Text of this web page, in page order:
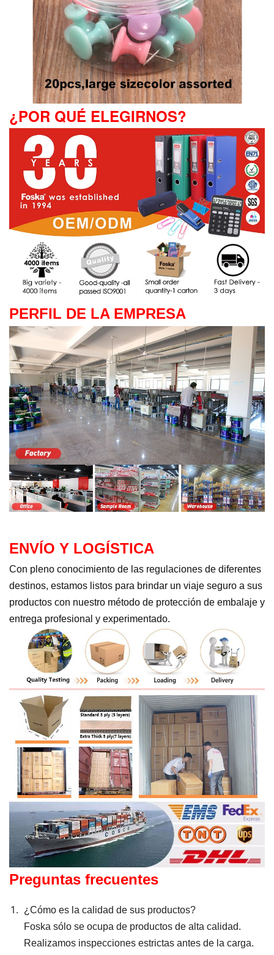
¿POR QUÉ ELEGIRNOS?
PERFIL DE LA EMPRESA
ENVÍO Y LOGÍSTICA
Con pleno conocimiento de las regulaciones de diferentes
destinos, estamos listos para brindar un viaje seguro a sus
productos con nuestro método de protección de embalaje y
entrega profesional y experimentado.
Preguntas frecuentes
¿Cómo es la calidad de sus productos?
Foska sólo se ocupa de productos de alta calidad.
Realizamos inspecciones estrictas antes de la carga.